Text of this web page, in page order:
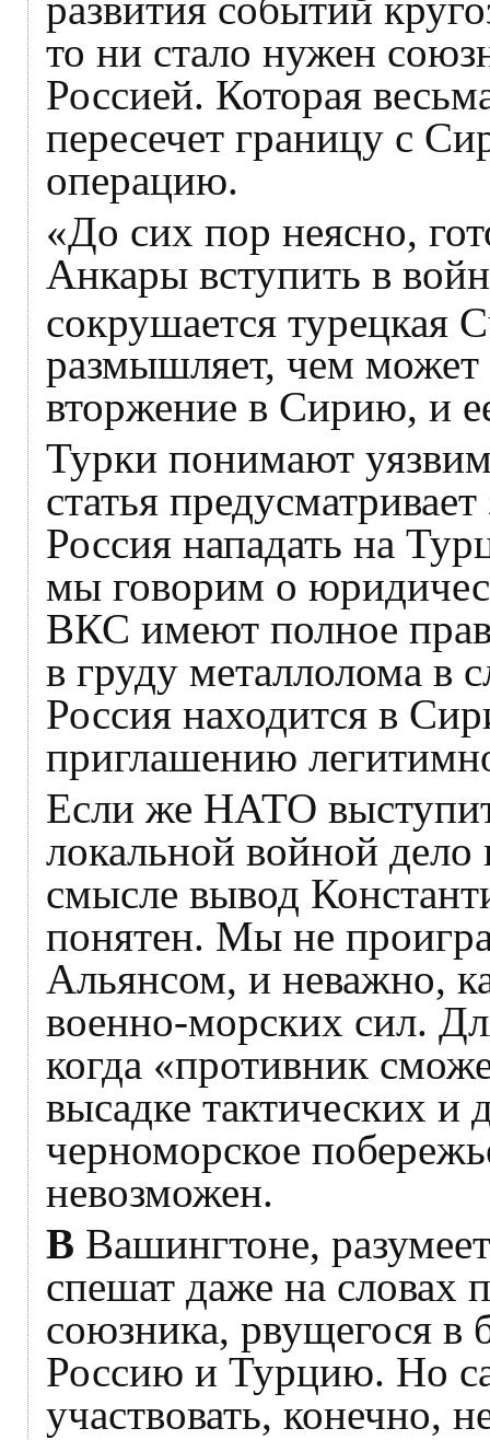
то ни стало нужен
Россией. Которая
пересечет границу с
операцию.
«До сих пор неясно,
Анкары вступить в
сокрушается турецкая
размышляет, чем может
вторжение в Сирию, и
Турки понимают
статья
Россия нападать на
мы говорим о
ВКС имеют полное
в груду металлолома в
Россия находится в
приглашению
Если же НАТО
локальной войной
смысле вывод
понятен. Мы не
Альянсом, и неважно,
военно-морских сил.
когда «противник
высадке тактических и
черноморское
невозможен.
В Вашингтоне,
спешат даже на словах
союзника, рвущегося в
Россию и Турцию. Но
участвовать, конечно,